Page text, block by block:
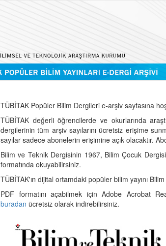
TÜBİTAK Popüler Bilim Dergileri e-arşiv sayfasına
TÜBİTAK değerli öğrencilerde ve okurlarında
dergilerinin tüm arşiv sayılarını ücretsiz erişime
sayılar sadece abonelerin erişimine açık olacaktır.
Bilim ve Teknik Dergisinin 1967, Bilim Çocuk
formatında okuyabilirsiniz.
TÜBİTAK'ın dijital ortamdaki popüler bilim yayını
PDF formatını açabilmek için Adobe Acrobat
buradan ücretsiz olarak indirebilirsiniz.